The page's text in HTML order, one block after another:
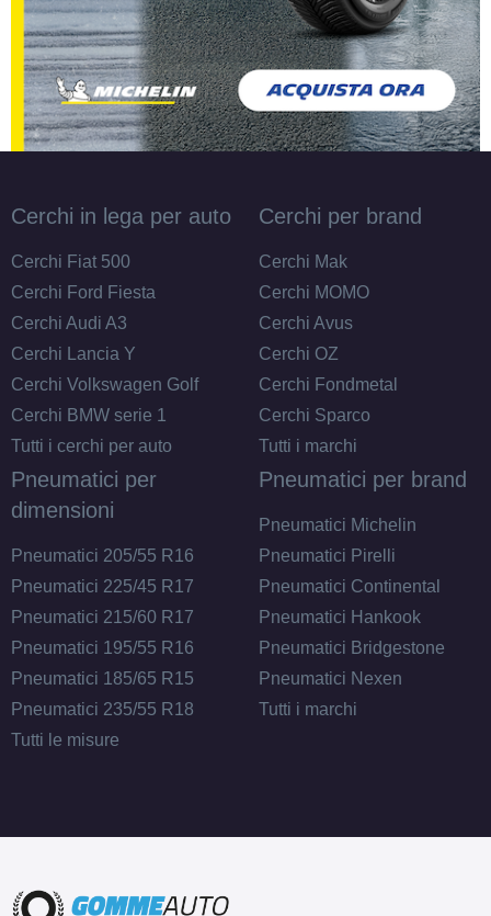
Cerchi in lega per auto
Cerchi Fiat 500
Cerchi Ford Fiesta
Cerchi Audi A3
Cerchi Lancia Y
Cerchi Volkswagen Golf
Cerchi BMW serie 1
Tutti i cerchi per auto
Cerchi per brand
Cerchi Mak
Cerchi MOMO
Cerchi Avus
Cerchi OZ
Cerchi Fondmetal
Cerchi Sparco
Tutti i marchi
Pneumatici per
dimensioni
Pneumatici 205/55 R16
Pneumatici 225/45 R17
Pneumatici 215/60 R17
Pneumatici 195/55 R16
Pneumatici 185/65 R15
Pneumatici 235/55 R18
Tutti le misure
Pneumatici per brand
Pneumatici Michelin
Pneumatici Pirelli
Pneumatici Continental
Pneumatici Hankook
Pneumatici Bridgestone
Pneumatici Nexen
Tutti i marchi